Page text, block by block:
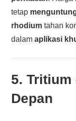
tetap
rhodiumtahan
dalam aplikasi
5. Tritium
Depan